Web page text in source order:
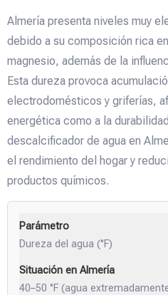
Almería presenta niveles muy
debido a su composición rica
magnesio, además de la
Esta dureza provoca
electrodomésticos y griferías,
energética como a la
descalcificador de agua en
el rendimiento del hogar y
productos químicos.
Dureza del agua (°F)
40–50 °F (agua